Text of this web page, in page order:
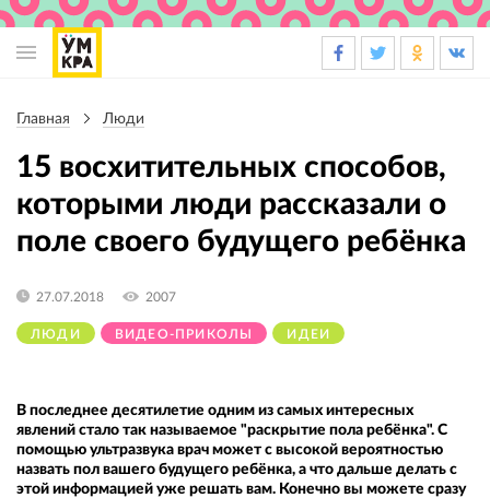
навигации
Главная Люди
15 восхитительных способов,
которыми люди рассказали о
поле своего будущего ребёнка
ЛЮДИ ВИДЕО-ПРИКОЛЫ ИДЕИ
27.07.2018 2007
В последнее десятилетие одним из самых интересных
явлений стало так называемое "раскрытие пола ребёнка". С
помощью ультразвука врач может с высокой вероятностью
назвать пол вашего будущего ребёнка, а что дальше делать с
этой информацией уже решать вам. Конечно вы можете сразу